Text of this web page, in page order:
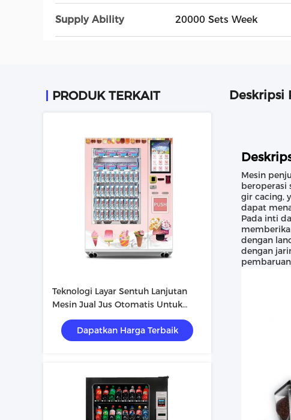
Supply Ability 20000 Sets Week
PRODUK TERKAIT
Teknologi Layar Sentuh Lanjutan
Mesin Jual Jus Otomatis Untuk
Pilihan Produk Besar
Dapatkan Harga Terbaik
Deskripsi
Mesin
beroperasi
gir cacing,
dapat
Pada inti
dengan
dengan